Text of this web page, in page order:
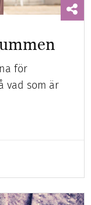
för
vad som är